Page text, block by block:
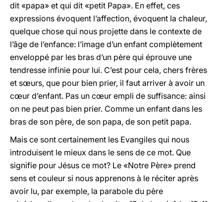
dit «papa» et qui dit «petit Papa». En effet, ces
expressions évoquent l’affection, évoquent la chaleur,
quelque chose qui nous projette dans le contexte de
l’âge de l’enfance: l’image d’un enfant complètement
enveloppé par les bras d’un père qui éprouve une
tendresse infinie pour lui. C’est pour cela, chers frères
et sœurs, que pour bien prier, il faut arriver à avoir un
cœur d’enfant. Pas un cœur empli de suffisance: ainsi
on ne peut pas bien prier. Comme un enfant dans les
bras de son père, de son papa, de son petit papa.
Mais ce sont certainement les Evangiles qui nous
introduisent le mieux dans le sens de ce mot. Que
signifie pour Jésus ce mot? Le «Notre Père» prend
sens et couleur si nous apprenons à le réciter après
avoir lu, par exemple, la parabole du père